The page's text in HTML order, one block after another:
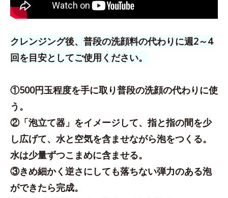
クレンジング後、普段の洗顔料の代わりに週2～4
回を目安としてご使用ください。
①500円玉程度を手に取り普段の洗顔の代わりに使
う。
②「泡立て器」をイメージして、指と指の間を少
し広げて、水と空気を含ませながら泡をつくる。
水は少量ずつこまめに含ませる。
③きめ細かく逆さにしても落ちない弾力のある泡
ができたら完成。